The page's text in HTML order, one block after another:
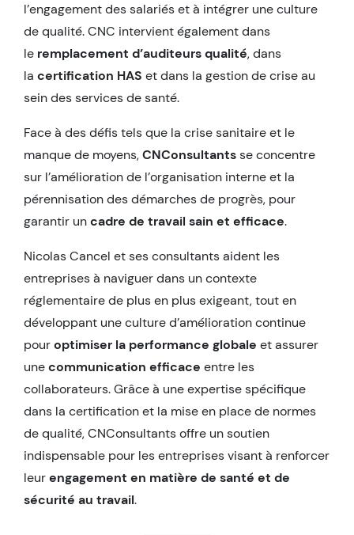
l’engagement des salariés et à intégrer une culture
de qualité. CNC intervient également dans
le remplacement d’auditeurs qualité, dans
la certification HAS et dans la gestion de crise au
sein des services de santé.
Face à des défis tels que la crise sanitaire et le
manque de moyens,CNConsultantsse concentre
sur l’amélioration de l’organisation interne et la
pérennisation des démarches de progrès, pour
garantir uncadre de travail sain et efficace.
Nicolas Cancel et ses consultants aident les
entreprises à naviguer dans un contexte
réglementaire de plus en plus exigeant, tout en
développant une culture d’amélioration continue
pouroptimiser la performance globale et assurer
unecommunication efficace entre les
collaborateurs. Grâce à une expertise spécifique
dans la certification et la mise en place de normes
de qualité, CNConsultants offre un soutien
indispensable pour les entreprises visant à renforcer
leurengagement en matière de santé et de
sécurité au travail.